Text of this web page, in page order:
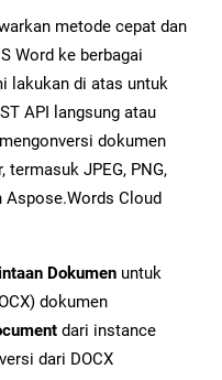
metode cepat dan
Word ke berbagai
lakukan di atas untuk
API langsung atau
dokumen
JPEG, PNG,
Aspose.Words Cloud
Dokumen untuk
dokumen
dari instance
dari DOCX